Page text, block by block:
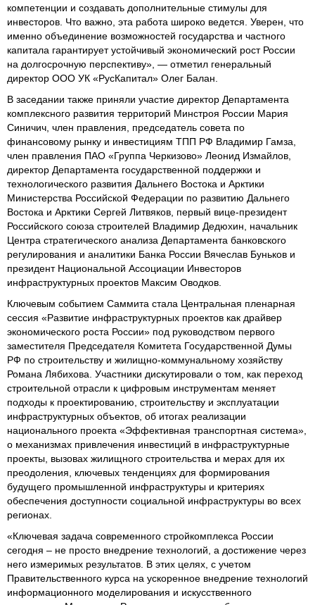
компетенции и создавать дополнительные стимулы для
инвесторов. Что важно, эта работа широко ведется. Уверен, что
именно объединение возможностей государства и частного
капитала гарантирует устойчивый экономический рост России
на долгосрочную перспективу», — отметил генеральный
директор ООО УК «РусКапитал» Олег Балан.
В заседании также приняли участие директор Департамента
комплексного развития территорий Минстроя России Мария
Синичич, член правления, председатель совета по
финансовому рынку и инвестициям ТПП РФ Владимир Гамза,
член правления ПАО «Группа Черкизово» Леонид Измайлов,
директор Департамента государственной поддержки и
технологического развития Дальнего Востока и Арктики
Министерства Российской Федерации по развитию Дальнего
Востока и Арктики Сергей Литвяков, первый вице-президент
Российского союза строителей Владимир Дедюхин, начальник
Центра стратегического анализа Департамента банковского
регулирования и аналитики Банка России Вячеслав Буньков и
президент Национальной Ассоциации Инвесторов
инфраструктурных проектов Максим Оводков.
Ключевым событием Саммита стала Центральная пленарная
сессия «Развитие инфраструктурных проектов как драйвер
экономического роста России» под руководством первого
заместителя Председателя Комитета Государственной Думы
РФ по строительству и жилищно-коммунальному хозяйству
Романа Лябихова. Участники дискутировали о том, как переход
строительной отрасли к цифровым инструментам меняет
подходы к проектированию, строительству и эксплуатации
инфраструктурных объектов, об итогах реализации
национального проекта «Эффективная транспортная система»,
о механизмах привлечения инвестиций в инфраструктурные
проекты, вызовах жилищного строительства и мерах для их
преодоления, ключевых тенденциях для формирования
будущего промышленной инфраструктуры и критериях
обеспечения доступности социальной инфраструктуры во всех
регионах.
«Ключевая задача современного стройкомплекса России
сегодня – не просто внедрение технологий, а достижение через
него измеримых результатов. В этих целях, с учетом
Правительственного курса на ускоренное внедрение технологий
информационного моделирования и искусственного